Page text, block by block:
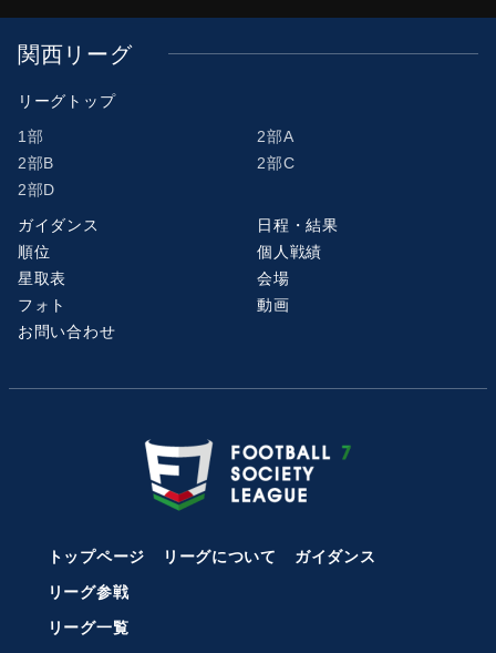
関西リーグ
リーグトップ
1部
2部A
2部B
2部C
2部D
ガイダンス
日程・結果
順位
個人戦績
星取表
会場
フォト
動画
お問い合わせ
トップページ リーグについて
ガイダンス
リーグ参戦
リーグ一覧